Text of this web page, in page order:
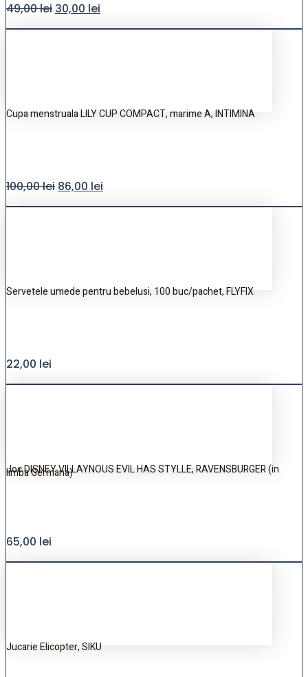
49,00lei 30,00 lei
Cupa menstruala LILY CUP COMPACT, marime A, INTIMINA
100,00lei 86,00 lei
Servetele umede pentru bebelusi, 100 buc/pachet, FLYFIX
22,00 lei
Joc DISNEY VILLAYNOUS EVIL HAS STYLLE, RAVENSBURGER (in
limba Germana)
65,00 lei
Jucarie Elicopter, SIKU